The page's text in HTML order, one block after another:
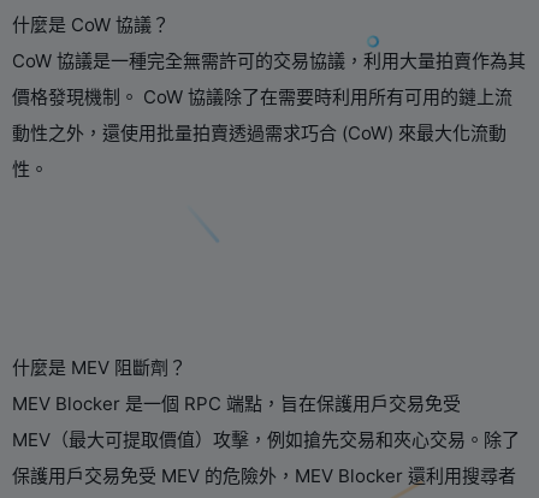
什麼是 CoW 協議？
CoW 協議是一種完全無需許可的交易協議，利用大量拍賣作為其
價格發現機制。 CoW 協議除了在需要時利用所有可用的鏈上流
動性之外，還使用批量拍賣透過需求巧合 (CoW) 來最大化流動
性。
什麼是 MEV 阻斷劑？
MEV Blocker 是一個 RPC 端點，旨在保護用戶交易免受
MEV（最大可提取價值）攻擊，例如搶先交易和夾心交易。除了
保護用戶交易免受 MEV 的危險外，MEV Blocker 還利用搜尋者